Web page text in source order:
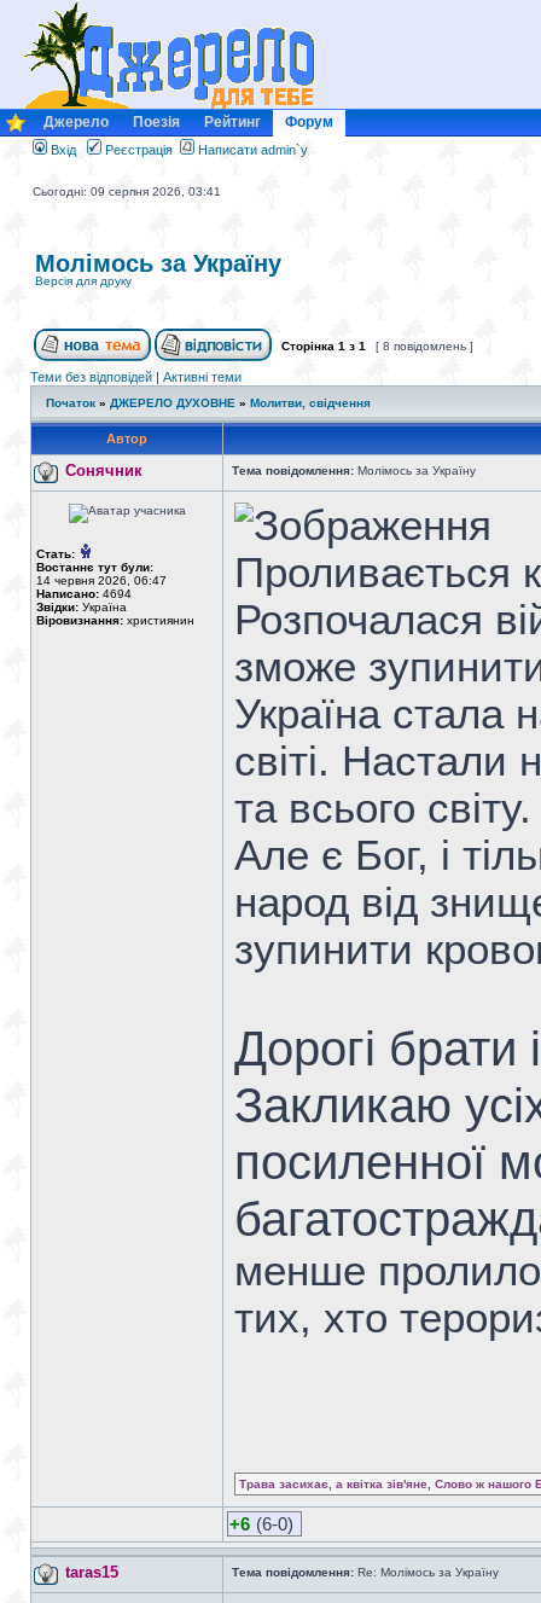
Джерело Поезія Рейтинг Форум
Вхід Реєстрація Написати admin`у
Сьогодні: 09 серпня 2026, 03:41
Молімось за Україну
Версія для друку
Сторінка 1 з 1 [ 8 повідомлень ]
Теми без відповідей | Активні теми
Початок » ДЖЕРЕЛО ДУХОВНЕ » Молитви, свідчення
Автор
Сонячник Тема повідомлення: Молімось за Україну
Стать:
Востаннє тут були:
14 червня 2026, 06:47
Написано: 4694
Звідки: Україна
Віровизнання: християнин
Проливається
Розпочалася
зможе
Україна стала
світі. Настали
та всього світу.
Але є Бог, і
народ від
зупинити
Дорогі брати
Закликаю
посиленної
менше
тих, хто
Трава засихає, а квітка зів'яне, Слово ж нашого
+6 (6-0)
taras15 Тема повідомлення: Re: Молімось за Україну